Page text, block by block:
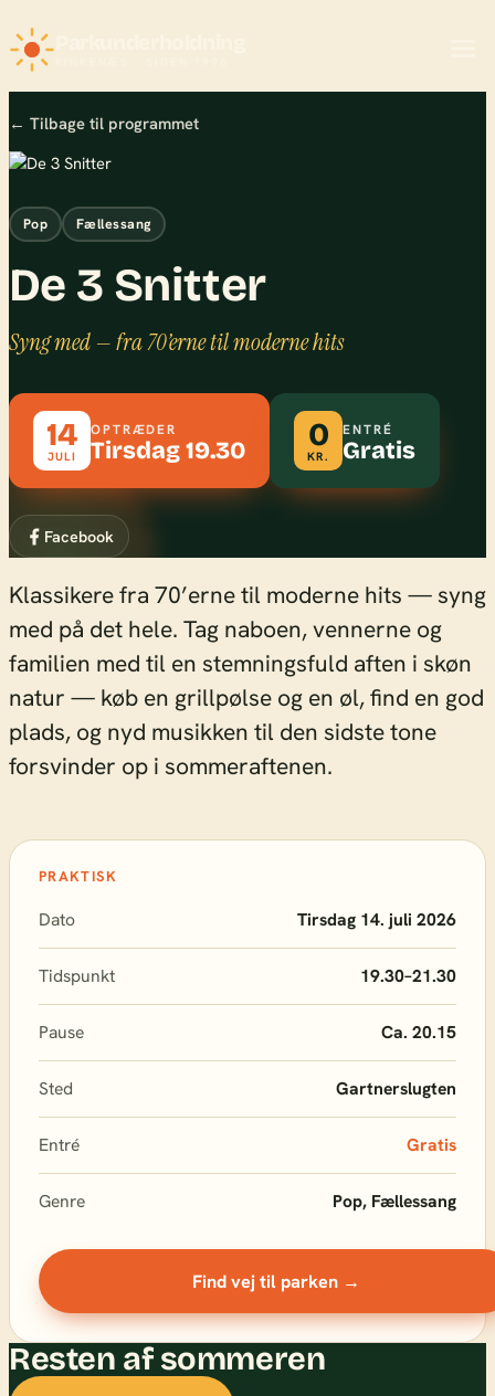
← Tilbage til programmet
Pop Fællessang
De 3 Snitter
Syng med — fra 70’erne til moderne hits
14
JULI
OPTRÆDER
Tirsdag 19.30 0
KR.
ENTRÉ
Gratis
Facebook
Klassikere fra 70’erne til moderne hits — syng
med på det hele. Tag naboen, vennerne og
familien med til en stemningsfuld aften i skøn
natur — køb en grillpølse og en øl, find en god
plads, og nyd musikken til den sidste tone
forsvinder op i sommeraftenen.
PRAKTISK
Dato Tirsdag 14. juli 2026
Tidspunkt 19.30–21.30
Pause Ca. 20.15
Sted Gartnerslugten
Entré Gratis
Genre Pop, Fællessang
Find vej til parken →
Resten af sommeren